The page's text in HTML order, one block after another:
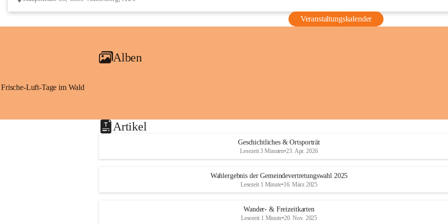
Veranstaltungskalender
Alben
Frische-Luft-Tage im Wald
Artikel
Geschichtliches & Ortsporträt
Lesezeit 3 Minuten•23. Apr. 2026
Wahlergebnis der Gemeindevertretungswahl 2025
Lesezeit 1 Minute•16. März 2025
Wander- & Freizeitkarten
Lesezeit 1 Minute•20. Nov. 2025